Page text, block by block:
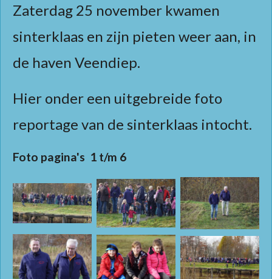
Zaterdag 25 november kwamen
sinterklaas en zijn pieten weer aan, in
de haven Veendiep.
Hier onder een uitgebreide foto
reportage van de sinterklaas intocht.
Foto pagina's 1 t/m 6